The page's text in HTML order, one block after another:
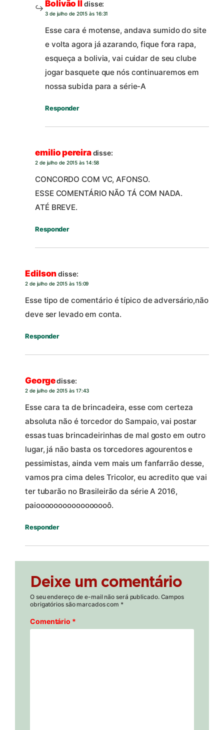
Bolivão IIdisse:
3 de julho de 2015 às 16:31
Esse cara é motense, andava sumido do site
e volta agora já azarando, fique fora rapa,
esqueça a bolivia, vai cuidar de seu clube
jogar basquete que nós continuaremos em
nossa subida para a série-A
Responder
emilio pereiradisse:
2 de julho de 2015 às 14:58
CONCORDO COM VC, AFONSO.
ESSE COMENTÁRIO NÃO TÁ COM NADA.
ATÉ BREVE.
Responder
Edilsondisse:
2 de julho de 2015 às 15:09
Esse tipo de comentário é típico de adversário,não
deve ser levado em conta.
Responder
Georgedisse:
2 de julho de 2015 às 17:43
Esse cara ta de brincadeira, esse com certeza
absoluta não é torcedor do Sampaio, vai postar
essas tuas brincadeirinhas de mal gosto em outro
lugar, já não basta os torcedores agourentos e
pessimistas, ainda vem mais um fanfarrão desse,
vamos pra cima deles Tricolor, eu acredito que vai
ter tubarão no Brasileirão da série A 2016,
paiooooooooooooooooô.
Responder
Deixe um comentário
O seu endereço de e-mail não será publicado. Campos
obrigatórios são marcados com *
Comentário *